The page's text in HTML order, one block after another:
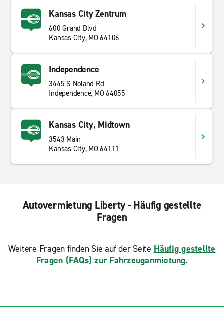
Kansas City Zentrum
600 Grand Blvd
Kansas City, MO 64106
Independence
3445 S Noland Rd
Independence, MO 64055
Kansas City, Midtown
3543 Main
Kansas City, MO 64111
Autovermietung Liberty - Häufig gestellte
Fragen
Weitere Fragen finden Sie auf der Seite Häufig gestellte
Fragen (FAQs) zur Fahrzeuganmietung.